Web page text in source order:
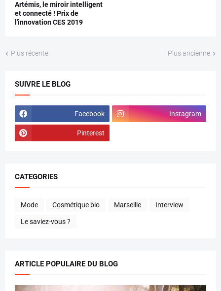
Artémis, le miroir intelligent
et connecté ! Prix de
l'innovation CES 2019
Plus récente Plus ancienne
SUIVRE LE BLOG
Facebook Instagram
Pinterest
CATEGORIES
Mode Cosmétique bio Marseille Interview
Le saviez-vous ?
ARTICLE POPULAIRE DU BLOG